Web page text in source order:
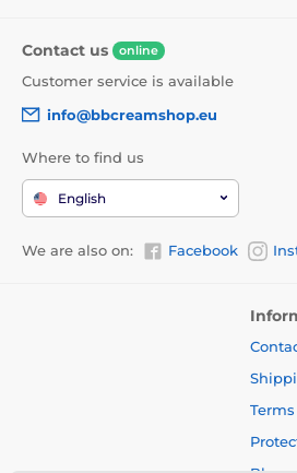
Contact us online
Customer service is available
info@bbcreamshop.eu
Where to find us
English
We are also on: Facebook